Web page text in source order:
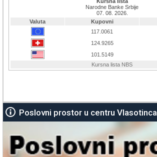
Poslovni prostor u centru Vlasotinca